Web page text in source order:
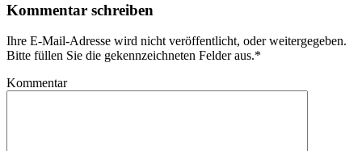
Kommentar schreiben
Ihre E-Mail-Adresse wird nicht veröffentlicht, oder weitergegeben.
Bitte füllen Sie die gekennzeichneten Felder aus.*
Kommentar